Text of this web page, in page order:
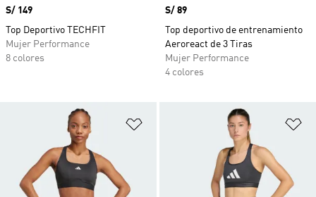
Precio
S/ 149
Top Deportivo TECHFIT
Mujer Performance
8 colores
Precio
S/ 89
Top deportivo de entrenamiento
Aeroreact de 3 Tiras
Mujer Performance
4 colores
Añadir a la lista de deseos